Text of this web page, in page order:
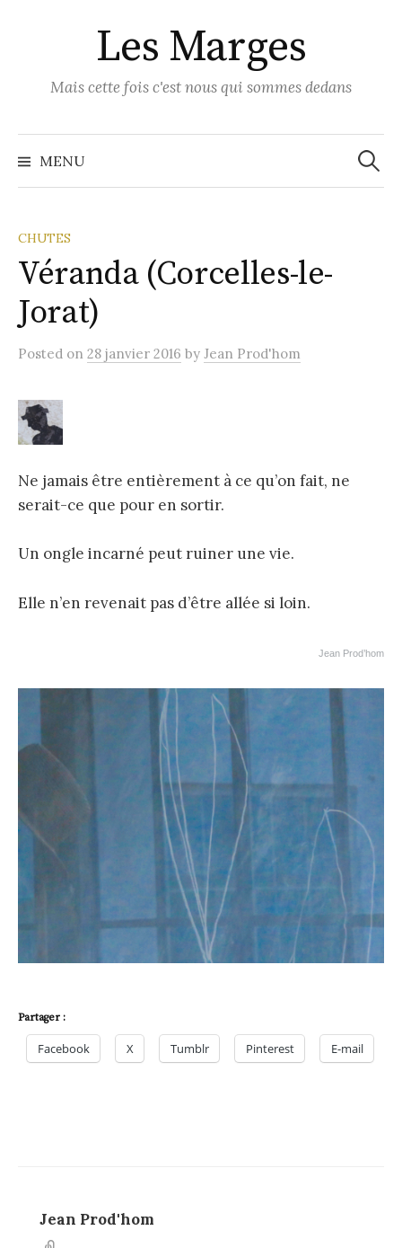
Les Marges
Mais cette fois c'est nous qui sommes dedans
MENU
CHUTES
Véranda (Corcelles-le-
Jorat)
Posted on 28 janvier 2016 by Jean Prod'hom
Ne jamais être entièrement à ce qu’on fait, ne
serait-ce que pour en sortir.
Un ongle incarné peut ruiner une vie.
Elle n’en revenait pas d’être allée si loin.
Jean Prod’hom
Partager :
Facebook X Tumblr Pinterest E-mail
Jean Prod'hom